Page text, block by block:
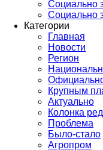
Социально
Социально
Категории
Главная
Новости
Регион
Крупным
Актуально
Колонка
Проблема
Было-стало
Агропром